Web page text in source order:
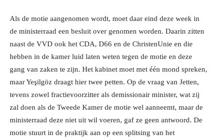
Als de motie aangenomen wordt, moet daar eind deze week in
de ministerraad een besluit over genomen worden. Daarin zitten
naast de VVD ook het CDA, D66 en de ChristenUnie en die
hebben in de kamer luid laten weten tegen de motie en deze
gang van zaken te zijn. Het kabinet moet met één mond spreken,
maar Yeşilgöz draagt hier twee petten. Op de vraag van Jetten,
tevens zowel fractievoorzitter als demissionair minister, wat zij
zal doen als de Tweede Kamer de motie wel aanneemt, maar de
ministerraad deze niet uit wil voeren, gaf ze geen antwoord. De
motie stuurt in de praktijk aan op een splitsing van het